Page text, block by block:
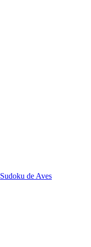
Sudoku de Aves